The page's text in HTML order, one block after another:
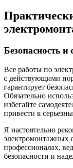
Безопасность и
Все работы по
с действующими
гарантирует
Обязательно
избегайте
привести к
Я настоятельно
электромонтажных
профессионалах,
безопасности и